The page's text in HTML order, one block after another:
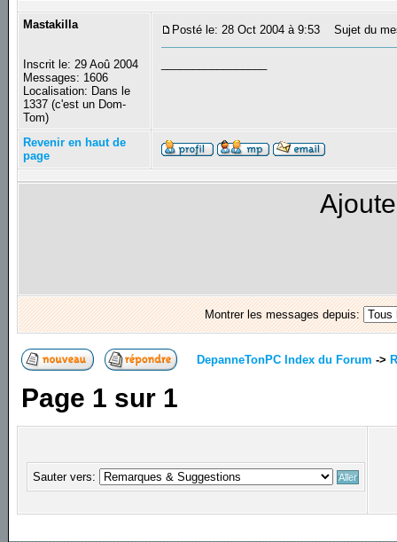
Mastakilla
Inscrit le: 29 Aoû 2004
Messages: 1606
Localisation: Dans le
1337 (c'est un Dom-
Tom)
Posté le: 28 Oct 2004 à 9:53 Sujet du
Revenir en haut de
page
Montrer les messages depuis:
DepanneTonPC Index du Forum ->
Page 1 sur 1
Sauter vers: